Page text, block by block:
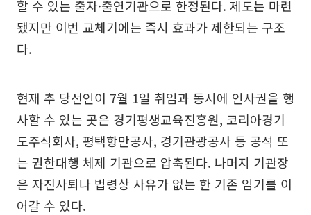
할 수 있는 출자·출연기관으로 한정된다. 제도는 마련
됐지만 이번 교체기에는 즉시 효과가 제한되는 구조
다.
현재 추 당선인이 7월 1일 취임과 동시에 인사권을 행
사할 수 있는 곳은 경기평생교육진흥원, 코리아경기
도주식회사, 평택항만공사, 경기관광공사 등 공석 또
는 권한대행 체제 기관으로 압축된다. 나머지 기관장
은 자진사퇴나 법령상 사유가 없는 한 기존 임기를 이
어갈 수 있다.